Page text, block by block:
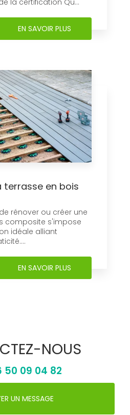
EN SAVOIR PLUS
terrasse en bois
rénover ou créer une
composite s'impose
idéale alliant
EN SAVOIR PLUS
NOUS
50 09 04 82
UN MESSAGE